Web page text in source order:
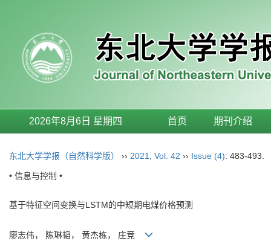
2026年8月6日 星期四 首页 期刊介绍
东北大学学报（自然科学版） ›› 2021 Vol. 42 ›› Issue (4): 483-493.
• 信息与控制 •
基于特征空间变换与LSTM的中短期电煤价格预测
廖志伟， 陈琳韬， 黄杰栋， 庄竞